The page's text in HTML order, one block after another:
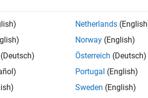
(Deutsch)
Netherlands
Norway (English)
Österreich (Deutsch)
Portugal (English)
Sweden (English)